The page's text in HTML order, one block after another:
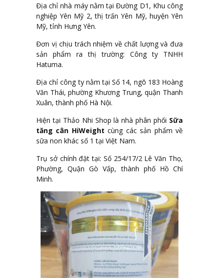
Địa chỉ nhà máy nằm tại Đường D1, Khu công
nghiệp Yên Mỹ 2, thị trấn Yên Mỹ, huyện Yên
Mỹ, tỉnh Hưng Yên.
Đơn vị chịu trách nhiệm về chất lượng và đưa
sản phẩm ra thị trường: Công ty TNHH
Hatuma.
Địa chỉ công ty nằm tại Số 14, ngõ 183 Hoàng
Văn Thái, phường Khương Trung, quận Thanh
Xuân, thành phố Hà Nội.
Hiện tại Thảo Nhi Shop là nhà phân phối Sữa
tăng cân HiWeight cùng các sản phẩm về
sữa non khác số 1 tại Việt Nam.
Trụ sở chính đặt tại: Số 254/17/2 Lê Văn Thọ,
Phường, Quận Gò Vấp, thành phố Hồ Chí
Minh.